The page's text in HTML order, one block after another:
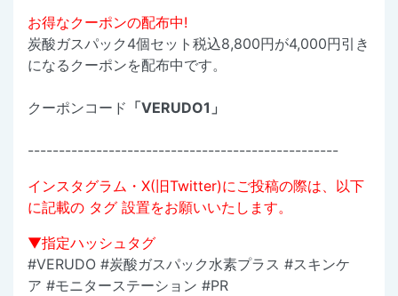
お得なクーポンの配布中!
炭酸ガスパック4個セット税込8,800円が4,000円引き
になるクーポンを配布中です。
クーポンコード 「VERUDO1」
--------------------------------------------------
インスタグラム・X(旧Twitter)にご投稿の際は、以下
に記載の タグ 設置をお願いいたします。
▼指定ハッシュタグ
#VERUDO #炭酸ガスパック水素プラス #スキンケ
ア #モニターステーション #PR